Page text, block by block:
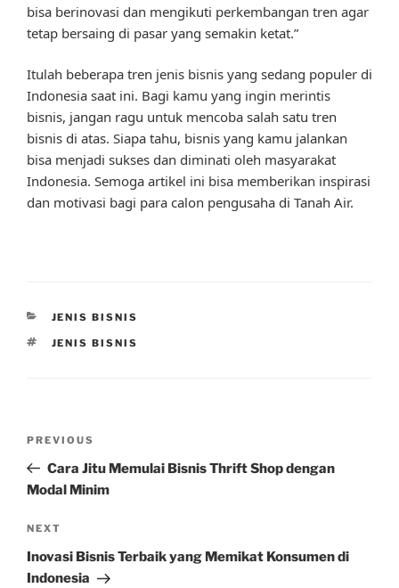
bisa berinovasi dan mengikuti perkembangan tren agar
tetap bersaing di pasar yang semakin ketat.”
Itulah beberapa tren jenis bisnis yang sedang populer di
Indonesia saat ini. Bagi kamu yang ingin merintis
bisnis, jangan ragu untuk mencoba salah satu tren
bisnis di atas. Siapa tahu, bisnis yang kamu jalankan
bisa menjadi sukses dan diminati oleh masyarakat
Indonesia. Semoga artikel ini bisa memberikan inspirasi
dan motivasi bagi para calon pengusaha di Tanah Air.
CATEGORIES
JENIS BISNIS
TAGS
JENIS BISNIS
Previous
Post
PREVIOUS
Cara Jitu Memulai Bisnis Thrift Shop dengan
Modal Minim
Next
Post
NEXT
Inovasi Bisnis Terbaik yang Memikat Konsumen di
Indonesia